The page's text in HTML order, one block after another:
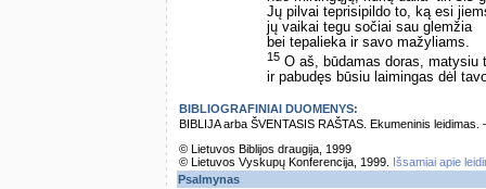
Jų pilvai teprisipildo to, ką esi
jų vaikai tegu sočiai sau glemžia
bei tepalieka ir savo mažyliams.
15 O aš, būdamas doras, matysiu
ir pabudęs būsiu laimingas dėl
BIBLIOGRAFINIAI DUOMENYS:
BIBLIJA arba ŠVENTASIS RAŠTAS. Ekumeninis
© Lietuvos Biblijos draugija, 1999
© Lietuvos Vyskupų Konferencija, 1999.
Išsamiai apie
Psalmynas